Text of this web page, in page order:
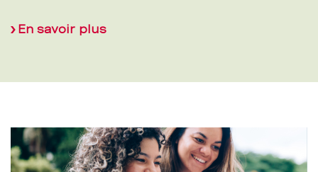
En savoir plus